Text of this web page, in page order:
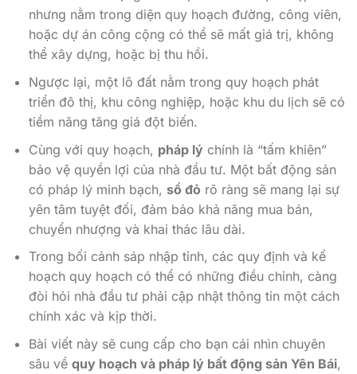
nhưng nằm trong diện quy hoạch đường, công viên,
hoặc dự án công cộng có thể sẽ mất giá trị, không
thể xây dựng, hoặc bị thu hồi.
Ngược lại, một lô đất nằm trong quy hoạch phát
triển đô thị, khu công nghiệp, hoặc khu du lịch sẽ có
tiềm năng tăng giá đột biến.
Cùng với quy hoạch, pháp lýchính là “tấm khiên”
bảo vệ quyền lợi của nhà đầu tư. Một bất động sản
có pháp lý minh bạch, sổ đỏ rõ ràng sẽ mang lại sự
yên tâm tuyệt đối, đảm bảo khả năng mua bán,
chuyển nhượng và khai thác lâu dài.
Trong bối cảnh sáp nhập tỉnh, các quy định và kế
hoạch quy hoạch có thể có những điều chỉnh, càng
đòi hỏi nhà đầu tư phải cập nhật thông tin một cách
chính xác và kịp thời.
Bài viết này sẽ cung cấp cho bạn cái nhìn chuyên
sâu về quy hoạch và pháp lý bất động sản Yên Bái,